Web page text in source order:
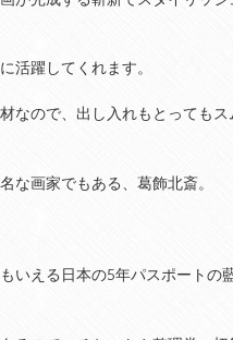
活躍してくれます。
なので、出し入れもとっても
な画家でもある、葛飾北斎。
いえる日本の5年パスポートの